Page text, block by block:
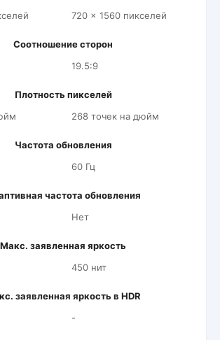
720 x 1560 пикселей
Соотношение сторон
19.5:9
Плотность пикселей
268 точек на дюйм
Частота обновления
60 Гц
частота обновления
Нет
Макс. заявленная яркость
450 нит
заявленная яркость в HDR
-